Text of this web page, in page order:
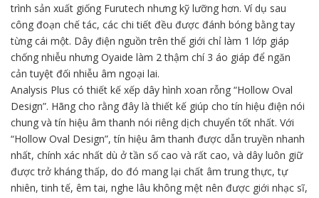
trình sản xuất giống Furutech nhưng kỹ lưỡng hơn. Ví dụ sau
công đoạn chế tác, các chi tiết đều được đánh bóng bằng tay
từng cái một. Dây điện nguồn trên thế giới chỉ làm 1 lớp giáp
chống nhiễu nhưng Oyaide làm 2 thậm chí 3 áo giáp để ngăn
cản tuyệt đối nhiễu âm ngoại lai.
Analysis Plus có thiết kế xếp dây hình xoan rỗng “Hollow Oval
Design”. Hãng cho rằng đây là thiết kế giúp cho tín hiệu điện nói
chung và tín hiệu âm thanh nói riêng dịch chuyển tốt nhất. Với
“Hollow Oval Design”, tín hiệu âm thanh được dẫn truyền nhanh
nhất, chính xác nhất dù ở tần số cao và rất cao, và dây luôn giữ
được trở kháng thấp, do đó mang lại chất âm trung thực, tự
nhiên, tinh tế, êm tai, nghe lâu không mệt nên được giới nhạc sĩ,